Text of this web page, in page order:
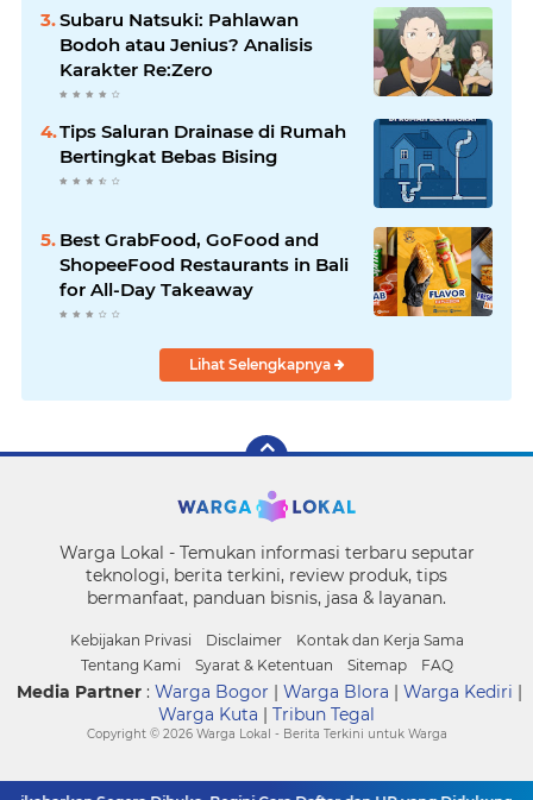
Subaru Natsuki: Pahlawan
Bodoh atau Jenius? Analisis
Karakter Re:Zero
Tips Saluran Drainase di Rumah
Bertingkat Bebas Bising
Best GrabFood, GoFood and
ShopeeFood Restaurants in Bali
for All-Day Takeaway
Lihat Selengkapnya
Warga Lokal - Temukan informasi terbaru seputar
teknologi, berita terkini, review produk, tips
bermanfaat, panduan bisnis, jasa & layanan.
Kebijakan Privasi Disclaimer
Kontak dan Kerja Sama
Tentang Kami
Syarat & Ketentuan Sitemap FAQ
Media Partner: Warga Bogor | Warga Blora | Warga Kediri |
Warga Kuta | Tribun Tegal
Copyright © 2026 Warga Lokal - Berita Terkini untuk Warga